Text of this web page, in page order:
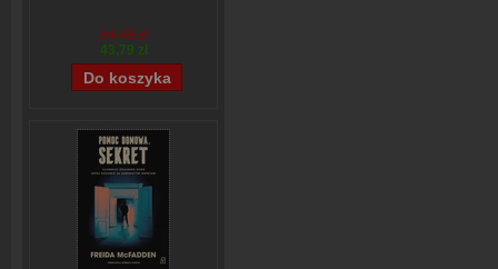
54,49 zł
43,79 zł